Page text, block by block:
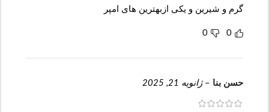
گرم و شیرین و یکی ازبهترین های امپر
0
0
حسن بنا – ژانویه 21, 2025